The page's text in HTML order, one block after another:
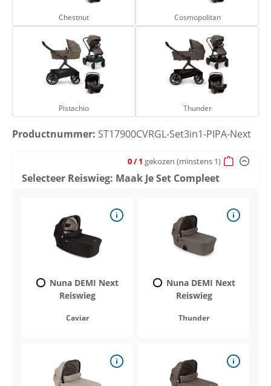
Chestnut Cosmopolitan
Pistachio
Pistachio
Thunder
Thunder
Productnummer: ST17900CVRGL-Set3in1-PIPA-Next
Selecteer Reiswieg: Maak Je Set Compleet
0/ 1 gekozen (minstens 1)
Nuna DEMI Next
Reiswieg
Caviar
Nuna DEMI Next
Reiswieg
Thunder